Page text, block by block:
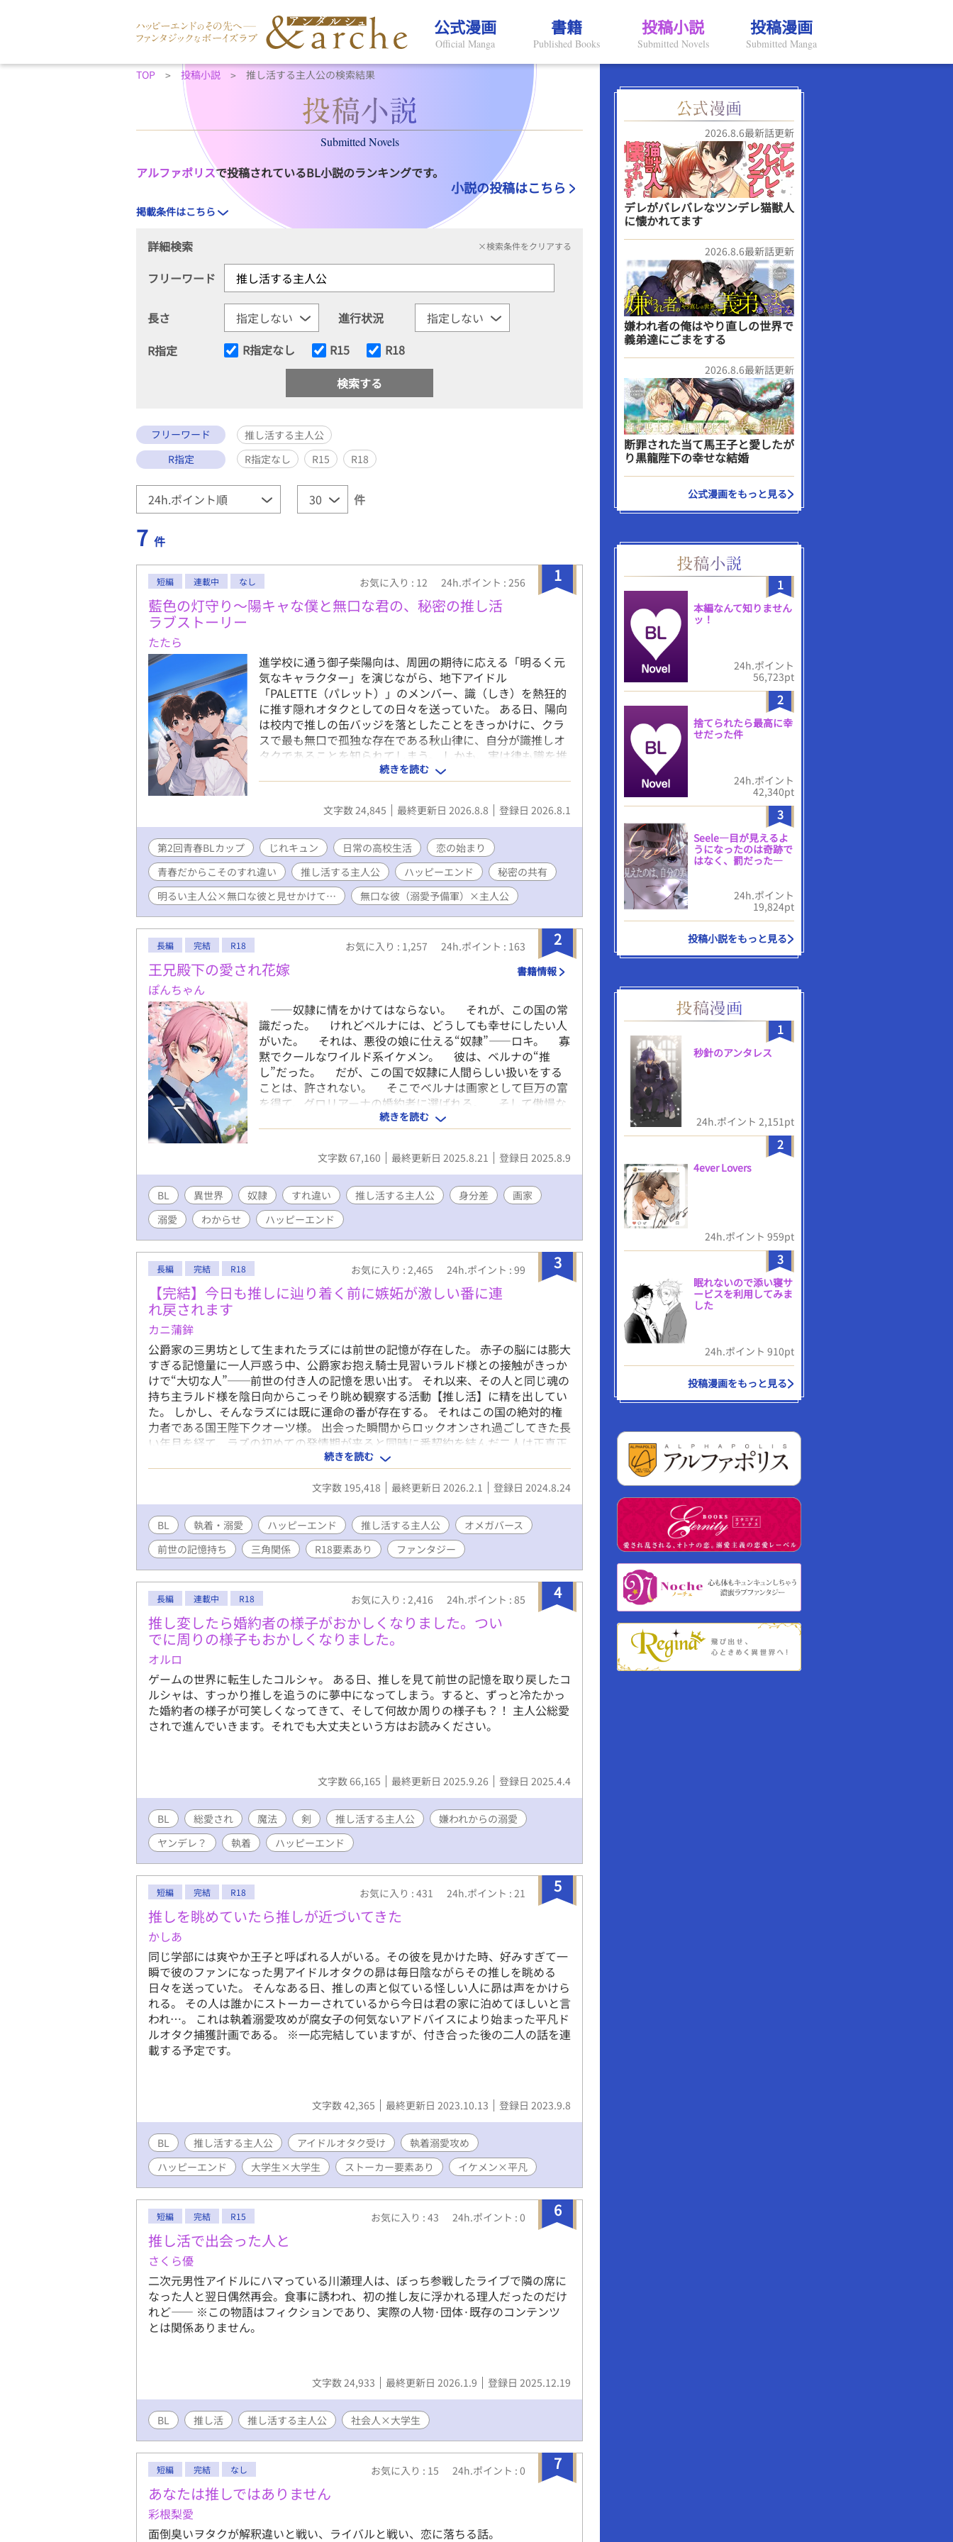
公式漫画
Official Manga
書籍
Published Books
投稿小説
Submitted Novels
投稿漫画
Submitted Manga
TOP 投稿小説 推し活する主人公の検索結果
Submitted Novels
アルファポリスで投稿されているBL小説のランキングです。
小説の投稿はこちら
掲載条件はこちら
詳細検索 ×検索条件をクリアする
フリーワード
長さ
進行状況
R指定
R指定なし R15 R18
フリーワード
推し活する主人公
R指定
R指定なし R15 R18
件
7 件
1
短編 連載中 なし お気に入り : 12 24h.ポイント : 256
藍色の灯守り～陽キャな僕と無口な君の、秘密の推し活
ラブストーリー
たたら
進学校に通う御子柴陽向は、周囲の期待に応える「明るく元
気なキャラクター」を演じながら、地下アイドル
「PALETTE（パレット）」のメンバー、識（しき）を熱狂的
に推す隠れオタクとしての日々を送っていた。 ある日、陽向
は校内で推しの缶バッジを落としたことをきっかけに、クラ
スで最も無口で孤独な存在である秋山律に、自分が識推しオ
タクであることを知られてしまう。 しかも、実は律も識を推
す「同担」だった！ 二人は「学校では他人のふりをする」と
いう規約を交わしながら、ライブの同行や律のマンションで
の勉強会を通じて、誰にも言えない秘密を共有する唯一無二
の仲になってく。 家庭環境から深い孤独を抱える律と、キャ
『灯火（ともしび）』の歌詞にある「ここにいていい」とい
う言葉に救われ、次第に素の自分をさらけ出せる居場所を見
出していく。 しかし、校内で二人の関係が噂になり始める
と、陽向は自分の立場を守るために咄嗟に律を突き放す嘘を
向。 騒動を乗り越えた２人は、お互いが人生の「灯火（とも
しび）」であることを確信する。 やがて恋人同士となった二
人は共に歩む未来を誓い合う。 「推し活」から始まるピュア
で切ない青春BLストーリーです。 *** 久しぶりの青春もの。
ュン！を目指しました。 ええ、キュン！です。 ちょっと最後
の方で、いつものごとく腹黒執着っぽい匂いが若干する気も
しますが。 初々しいキュンキュン物語です！（と力説するぐ
らいには、……青春です💦） いつもの溺愛系ではなく「恋の
始まり」をテーマにしています。 ※第2回青春BLカップ参加
作品です ※毎日12時、1話更新 ただし、第2回青春BLカップ
ではランダムにボーナスタイムが発生するとか……？ ボーナ
スタイムを見かけたときは、通常更新とは別に、１話多く更
新するので、未読には気を付けてくださいね。 ※29話で完
発生と、現在手直ししつつですので、話数が減る可能性あ
り。 なので完結予定日が前倒しになることもあります。 (完
結したけど、いつものごとく長編になってしまったので💦 青
春BLカップの規定文字数になるように、頑張って色々と削り
中……1話ぐらい減るかも？） ※第2回青春BLカップに参加
してます。 BETで応援していただけたら嬉しいです(*^^*)
続きを読む
文字数 24,845 最終更新日 2026.8.8 登録日 2026.8.1
第2回青春BLカップ じれキュン 日常の高校生活
恋の始まり
青春だからこそのすれ違い
推し活する主人公 ハッピーエンド
秘密の共有
明るい主人公×無口な彼と見せかけて…
無口な彼（溺愛予備軍）×主人公
2
長編 完結 R18 お気に入り : 1,257 24h.ポイント : 163
王兄殿下の愛され花嫁
ぽんちゃん
書籍情報
――奴隷に情をかけてはならない。 それが、この国の常
識だった。 けれどベルナには、どうしても幸せにしたい人
がいた。 それは、悪役の娘に仕える“奴隷”――ロキ。 寡
黙でクールなワイルド系イケメン。 彼は、ベルナの“推
し”だった。 だが、この国で奴隷に人間らしい扱いをする
ことは、許されない。 そこでベルナは画家として巨万の富
を得て、グロリアーナの婚約者に選ばれる。 そして傲慢な
貴族になりきるベルナは、様々な手を使ってロキを甘やかす
ことにした。 「君が一流品を身につけていなければ、グロリ
アーナ様が周りから舐められるだろう！」 （安心して！ お
友達の分の服も買ってるよ！） 「食事はきちんと摂っている
りと摂るように」 （たくさんおかわりしていいからね！ お
土産のプリンもあるから！） 「グロリアーナ様の護衛なら、
伝説の剣くらい装備しておくべきだ」 （僕の手作りのお守り
付き！） 服を買い、食事を共にし、装備を贈る―― それ
はすべて、ロキの幸せのため。 嫌われたってかまわない。
彼が笑って生きてくれれば、それでいい。 ――推し一筋
の青年による、“全力溺愛ミッション”が、今はじまる。 竜
狩り民族のワイルド系イケメン × 好きな人の前でだけ、
続きを読む
文字数 67,160 最終更新日 2025.8.21 登録日 2025.8.9
BL 異世界 奴隷 すれ違い 推し活する主人公 身分差
画家
溺愛
わからせ ハッピーエンド
3
長編 完結 R18 お気に入り : 2,465 24h.ポイント : 99
【完結】今日も推しに辿り着く前に嫉妬が激しい番に連
れ戻されます
カニ蒲鉾
公爵家の三男坊として生まれたラズには前世の記憶が存在した。 赤子の脳には膨大
すぎる記憶量に一人戸惑う中、公爵家お抱え騎士見習いラルド様との接触がきっか
けで“大切な人”──前世の付き人の記憶を思い出す。 それ以来、その人と同じ魂の
持ち主ラルド様を陰日向からこっそり眺め観察する活動【推し活】に精を出してい
た。 しかし、そんなラズには既に運命の番が存在する。 それはこの国の絶対的権
力者である国王陛下クオーツ様。 出会った瞬間からロックオンされ過ごしてきた長
い年月を経て、ラズの初めての発情期が来ると同時に番契約を結んだ二人は正真正
銘番同士。が、それとこれとは話は別。 ラズのハッピー推し活ライフもクオーツ様
にバレれば即寝室へ強制送還。 満足に推し活をする為、毎日が戦いだった───
「はぁラルド様…今日もかっこいいぃ〜っ」 「……ねぇラズ？お願いだから私以外
の男に興奮しないでよ。その目が他の男を映すのが気に入らない」 「クオーツうる
さい。気が散るからあっち行って、しっしっ」 「はぁ…ラルド、クビにしようか
な」 「きぃぃっ権力の行使反対！！」 推しを眺める推し活を生きがいとするラズ
と、自分だけを見ていてほしいクオーツ様の一瞬即発奮闘ラブコメ。 ◆ラズ(22)Ω
…推し活に忙しい王妃、前世の記憶あり ◆クオーツ様(29)α …国王陛下、見た
目爽やか中身激重愛情嫉妬の鬼 ラズの前世の婚約者 ◆ラルド様(32)α …騎士
団長、落ち着いた大人な男性、筋肉 ラズの前世の付き人 ◆トール、マリン
(29)β …双子、クオーツ様とラズの側近兼護衛兼愚痴聞き役 少しでもR-18展開の
お話にはタイトルに※付けます。
続きを読む
文字数 195,418 最終更新日 2026.2.1 登録日 2024.8.24
BL 執着・溺愛 ハッピーエンド 推し活する主人公
オメガバース
前世の記憶持ち
三角関係 R18要素あり ファンタジー
4
長編 連載中 R18 お気に入り : 2,416 24h.ポイント : 85
推し変したら婚約者の様子がおかしくなりました。つい
でに周りの様子もおかしくなりました。
オルロ
ゲームの世界に転生したコルシャ。 ある日、推しを見て前世の記憶を取り戻したコ
ルシャは、すっかり推しを追うのに夢中になってしまう。すると、ずっと冷たかっ
た婚約者の様子が可笑しくなってきて、そして何故か周りの様子も？！ 主人公総愛
されで進んでいきます。それでも大丈夫という方はお読みください。
文字数 66,165 最終更新日 2025.9.26 登録日 2025.4.4
BL 総愛され 魔法 剣 推し活する主人公
嫌われからの溺愛
ヤンデレ？
執着 ハッピーエンド
5
短編 完結 R18 お気に入り : 431 24h.ポイント : 21
推しを眺めていたら推しが近づいてきた
かしあ
同じ学部には爽やか王子と呼ばれる人がいる。その彼を見かけた時、好みすぎて一
瞬で彼のファンになった男アイドルオタクの昴は毎日陰ながらその推しを眺める
日々を送っていた。 そんなある日、推しの声と似ている怪しい人に昴は声をかけら
れる。 その人は誰かにストーカーされているから今日は君の家に泊めてほしいと言
われ…。 これは執着溺愛攻めが腐女子の何気ないアドバイスにより始まった平凡ド
ルオタク捕獲計画である。 ※一応完結していますが、付き合った後の二人の話を連
載する予定です。
文字数 42,365 最終更新日 2023.10.13 登録日 2023.9.8
BL 推し活する主人公 アイドルオタク受け
執着溺愛攻め
ハッピーエンド
大学生×大学生 ストーカー要素あり イケメン×平凡
6
短編 完結 R15 お気に入り : 43 24h.ポイント : 0
推し活で出会った人と
さくら優
二次元男性アイドルにハマっている川瀬理人は、ぼっち参戦したライブで隣の席に
なった人と翌日偶然再会。食事に誘われ、初の推し友に浮かれる理人だったのだけ
れど―― ※この物語はフィクションであり、実際の人物·団体·既存のコンテンツ
とは関係ありません。
文字数 24,933 最終更新日 2026.1.9 登録日 2025.12.19
BL 推し活 推し活する主人公 社会人×大学生
7
短編 完結 なし お気に入り : 15 24h.ポイント : 0
あなたは推しではありません
彩根梨愛
面倒臭いヲタクが解釈違いと戦い、ライバルと戦い、恋に落ちる話。
2026.8.6最新話更新
デレがバレバレなツンデレ猫獣人
に懐かれてます
2026.8.6最新話更新
嫌われ者の俺はやり直しの世界で
義弟達にごまをする
2026.8.6最新話更新
断罪された当て馬王子と愛したが
り黒龍陛下の幸せな結婚
公式漫画をもっと見る
1
本編なんて知りません
ッ！
24h.ポイント
56,723pt
2
捨てられたら最高に幸
せだった件
24h.ポイント
42,340pt
3
Seele―目が見えるよ
うになったのは奇跡で
はなく、罰だった―
24h.ポイント
19,824pt
投稿小説をもっと見る
1
秒針のアンタレス
24h.ポイント 2,151pt
2
4ever Lovers
24h.ポイント 959pt
3
眠れないので添い寝サ
ービスを利用してみま
した
24h.ポイント 910pt
投稿漫画をもっと見る